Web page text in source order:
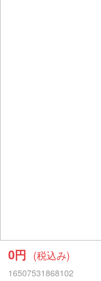
0円 (税込み)
16507531868102